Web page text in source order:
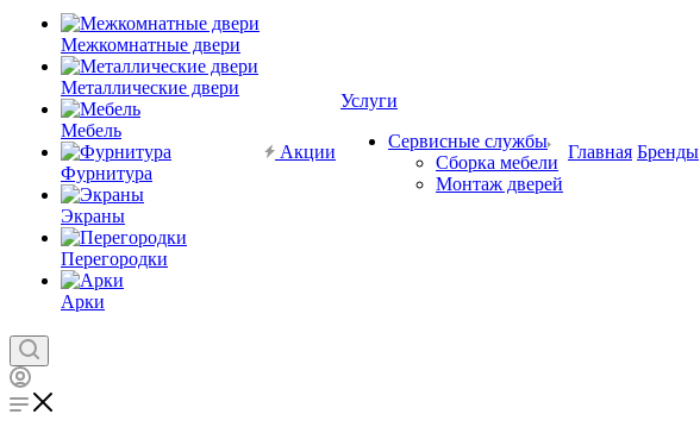
Межкомнатные двери
Металлические двери
Мебель
Фурнитура
Экраны
Перегородки
Арки
Акции
Услуги
Сервисные службы
Сборка мебели
Монтаж дверей
Главная Бренды